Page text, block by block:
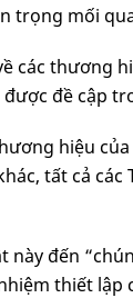
trọng mối
các thương
đề cập
hiệu
tất cả
đến
thiết